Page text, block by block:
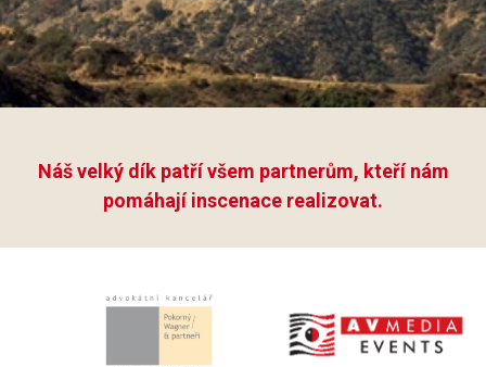
Náš velký dík patří všem partnerům, kteří nám
pomáhají inscenace realizovat.